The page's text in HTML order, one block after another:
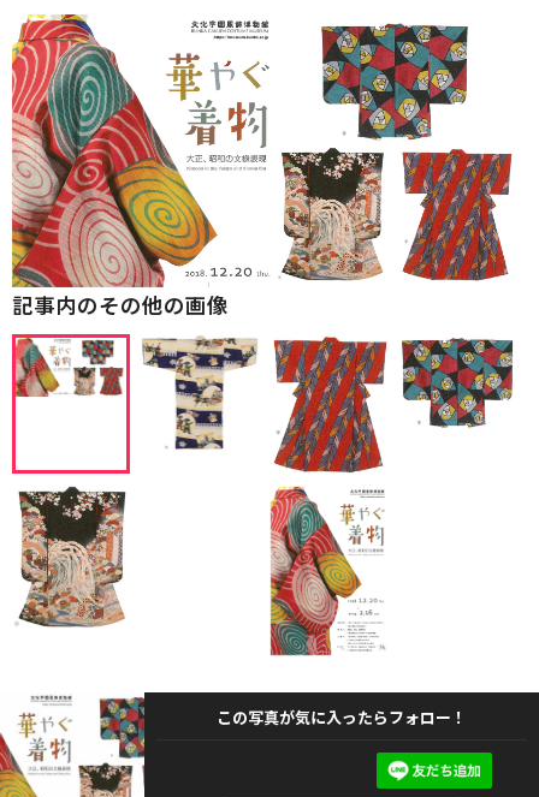
記事内のその他の画像
この写真が気に入ったらフォロー！